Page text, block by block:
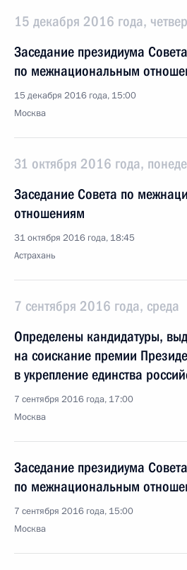
15 декабря 2016 года,
Заседание президиума Совета
по межнациональным
15 декабря 2016 года, 15:00
Москва
31 октября 2016 года,
Заседание Совета по
отношениям
31 октября 2016 года, 18:45
Астрахань
7 сентября 2016 года, среда
Определены кандидатуры,
на соискание премии
в укрепление единства
7 сентября 2016 года, 17:00
Москва
Заседание президиума
по межнациональным
7 сентября 2016 года, 15:00
Москва